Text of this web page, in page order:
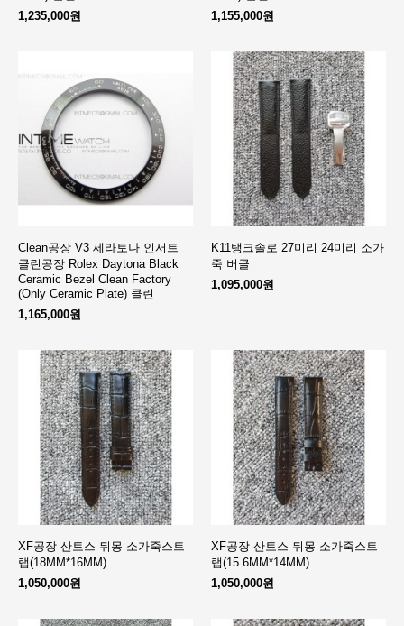
1,235,000원
1,155,000원
Clean공장 V3 세라토나 인서트
클린공장 Rolex Daytona Black
Ceramic Bezel Clean Factory
(Only Ceramic Plate) 클린
1,165,000원
K11탱크솔로 27미리 24미리 소가
죽 버클
1,095,000원
XF공장 산토스 뒤몽 소가죽스트
랩(18MM*16MM)
1,050,000원
XF공장 산토스 뒤몽 소가죽스트
랩(15.6MM*14MM)
1,050,000원